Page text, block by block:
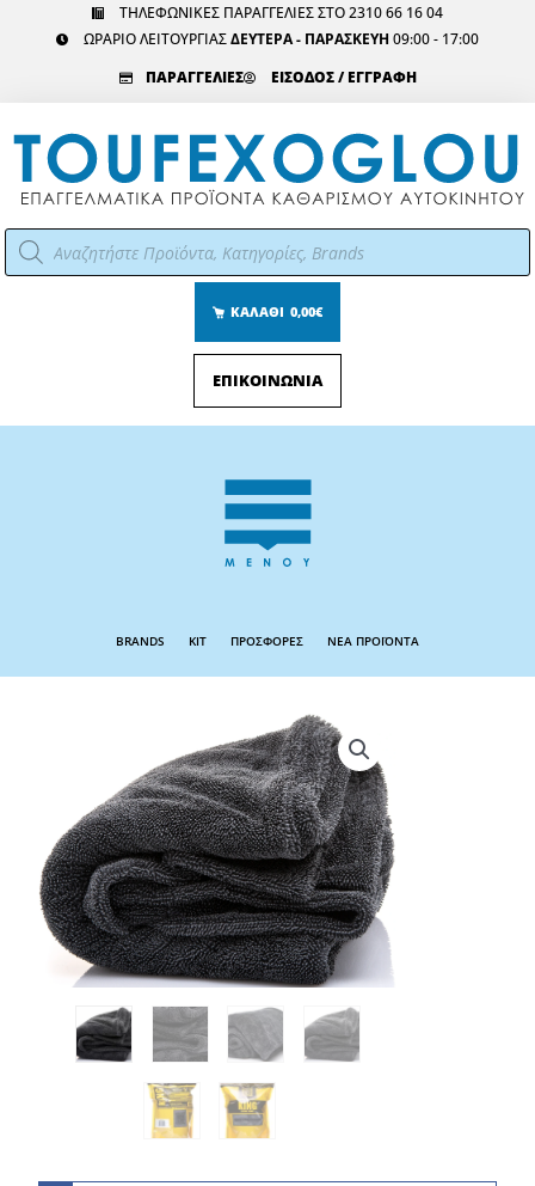
ΤΗΛΕΦΩΝΙΚΕΣ ΠΑΡΑΓΓΕΛΙΕΣ ΣΤΟ 2310 66 16 04
ΩΡΑΡΙΟ ΛΕΙΤΟΥΡΓΙΑΣΔΕΥΤΕΡΑ - ΠΑΡΑΣΚΕΥΗ 09:00 - 17:00
ΠΑΡΑΓΓΕΛΙΕΣ
ΕΙΣΟΔΟΣ / ΕΓΓΡΑΦΗ
Αναζήτηση
προϊόντων
ΚΑΛΑΘΙ 0,00€
ΕΠΙΚΟΙΝΩΝΙΑ
Menu
BRANDS KIT ΠΡΟΣΦΟΡΕΣ ΝΕΑ ΠΡΟΪΟΝΤΑ